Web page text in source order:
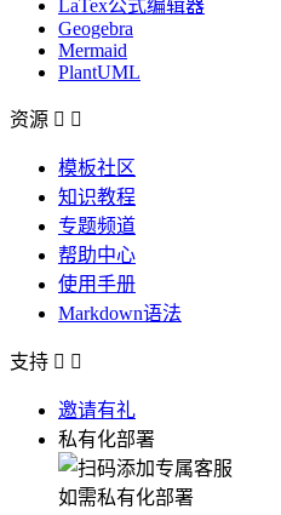
LaTex公式编辑器
Geogebra
Mermaid
PlantUML
资源  
模板社区
知识教程
专题频道
帮助中心
使用手册
Markdown语法
支持  
邀请有礼
私有化部署
如需私有化部署